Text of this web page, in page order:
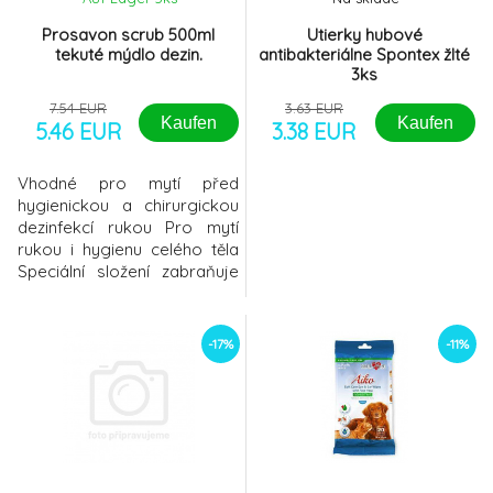
12.07 EUR
Prosavon scrub 500ml
tekuté mýdlo dezin.
7.54 EUR
5.46 EUR Kaufen
Vhodné pro mytí před
hygienickou a chirurgickou
dezinfekcí rukou Pro mytí
rukou i hygienu celého těla
Speciální složení zabraňuje
pH neutrální s pokožkou
Příjemná vůně Oblast použití
Utierky hubové
antibakteriálne Spontex žlté
3ks
3.63 EUR
3.38 EUR Kaufen
-17% -11%